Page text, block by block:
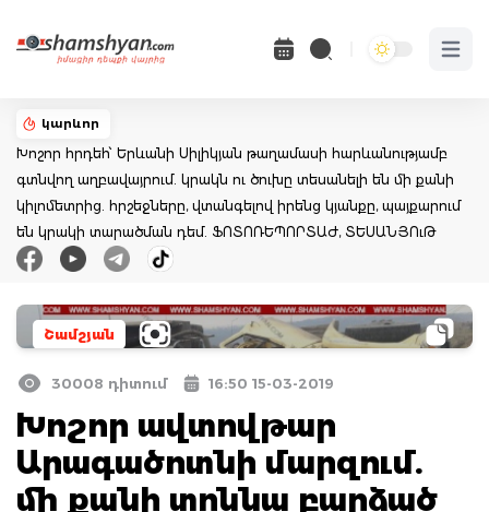
Open
կարևոր
Խոշոր հրդեհ՝ Երևանի Սիլիկյան թաղամասի հարևանությամբ
գտնվող աղբավայրում. կրակն ու ծուխը տեսանելի են մի քանի
կիլոմետրից. հրշեջները, վտանգելով իրենց կյանքը, պայքարում
են կրակի տարածման դեմ. ՖՈՏՈՌԵՊՈՐՏԱԺ, ՏԵՍԱՆՅՈւԹ
Շամշյան
30008 դիտում 16:50 15-03-2019
Խոշոր ավտովթար
Արագածոտնի մարզում.
մի քանի տոննա բարձած